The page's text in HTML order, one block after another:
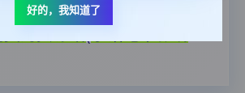
：资源永久免费,国内CDN
好的，我知道了